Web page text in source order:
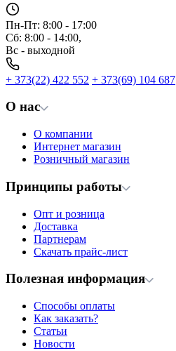
Пн-Пт: 8:00 - 17:00
Сб: 8:00 - 14:00,
Вс - выходной
+ 373(22) 422 552 + 373(69) 104 687
О нас
О компании
Интернет магазин
Розничный магазин
Принципы работы
Опт и розница
Доставка
Партнерам
Скачать прайс-лист
Полезная информация
Способы оплаты
Как заказать?
Статьи
Новости